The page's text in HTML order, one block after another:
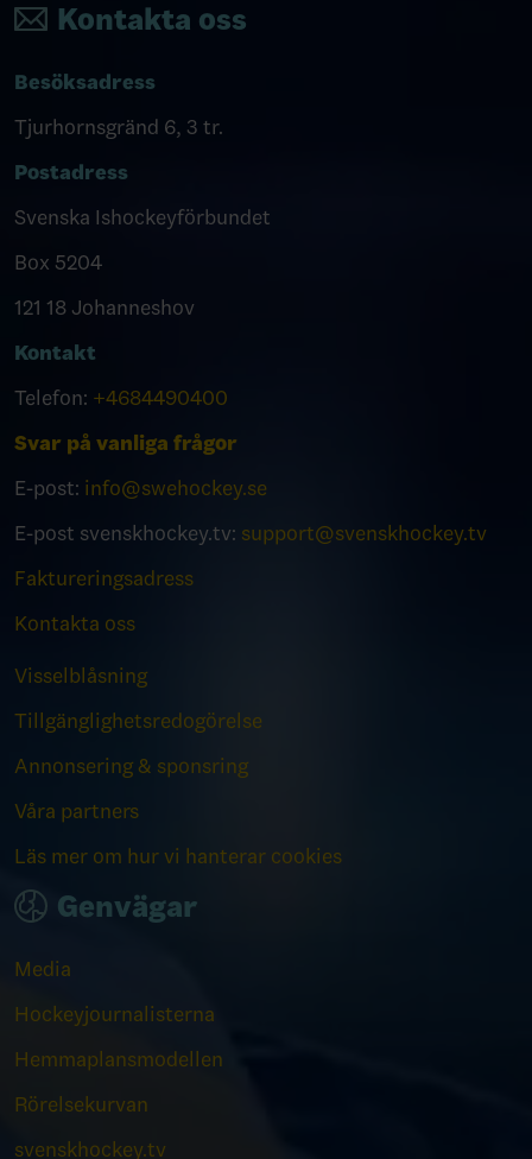
Kontakta oss
Besöksadress
Tjurhornsgränd 6, 3 tr.
Postadress
Svenska Ishockeyförbundet
Box 5204
121 18 Johanneshov
Kontakt
Telefon: +4684490400
Svar på vanliga frågor
E-post: info@swehockey.se
E-post svenskhockey.tv: support@svenskhockey.tv
Faktureringsadress
Kontakta oss
Visselblåsning
Tillgänglighetsredogörelse
Annonsering & sponsring
Våra partners
Läs mer om hur vi hanterar cookies
Genvägar
Media
Hockeyjournalisterna
Hemmaplansmodellen
Rörelsekurvan
svenskhockey.tv